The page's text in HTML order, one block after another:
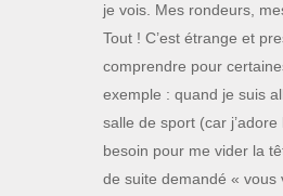
je vois. Mes rondeurs,
Tout ! C’est étrange et
comprendre pour
exemple : quand je suis
salle de sport (car j’adore
besoin pour me vider la
de suite demandé « vous